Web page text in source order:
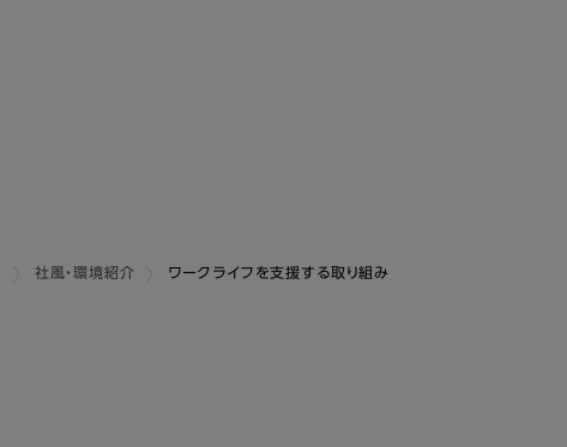
社風・環境紹介 ワークライフを支援する取り組み